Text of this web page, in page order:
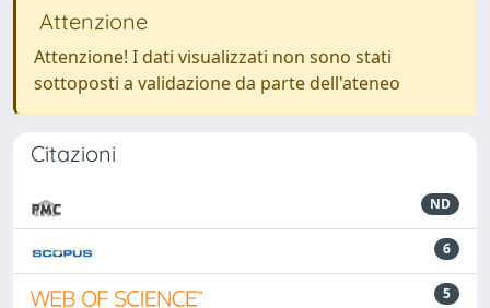
Attenzione
Attenzione! I dati visualizzati non sono stati
sottoposti a validazione da parte dell'ateneo
Citazioni
ND
6
5